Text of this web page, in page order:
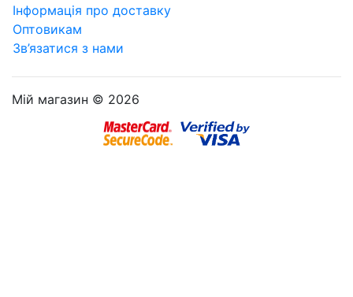
Інформація про доставку
Оптовикам
Зв’язатися з нами
Мій магазин © 2026